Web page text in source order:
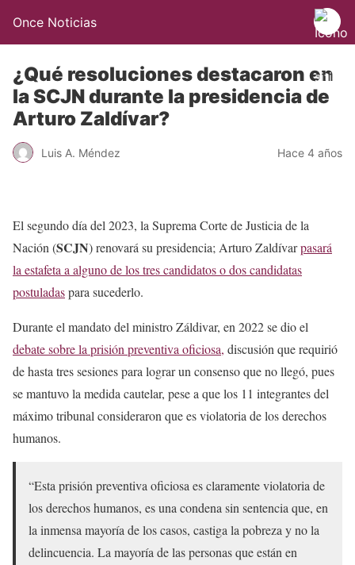
Once Noticias
¿Qué resoluciones destacaron en
la SCJN durante la presidencia de
Arturo Zaldívar?
Luis A. Méndez Hace 4 años
El segundo día del 2023, la Suprema Corte de Justicia de la
Nación (SCJN) renovará su presidencia; Arturo Zaldívarpasará
la estafeta a alguno de los tres candidatos o dos candidatas
postuladaspara sucederlo.
Durante el mandato del ministro Záldivar, en 2022 se dio el
debate sobre la prisión preventiva oficiosa, discusión que requirió
de hasta tres sesiones para lograr un consenso que no llegó, pues
se mantuvo la medida cautelar, pese a que los 11 integrantes del
máximo tribunal consideraron que es violatoria de los derechos
humanos.
“Esta prisión preventiva oficiosa es claramente violatoria de
los derechos humanos, es una condena sin sentencia que, en
la inmensa mayoría de los casos, castiga la pobreza y no la
delincuencia. La mayoría de las personas que están en